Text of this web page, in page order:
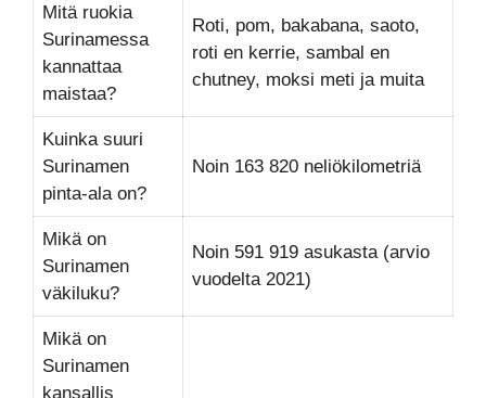
Mitä ruokia
Surinamessa
kannattaa
maistaa?
Roti, pom, bakabana, saoto,
roti en kerrie, sambal en
chutney, moksi meti ja muita
Kuinka suuri
Surinamen
pinta-ala on?
Noin 163 820 neliökilometriä
Mikä on
Surinamen
väkiluku?
Noin 591 919 asukasta (arvio
vuodelta 2021)
Mikä on
Surinamen
kansallis